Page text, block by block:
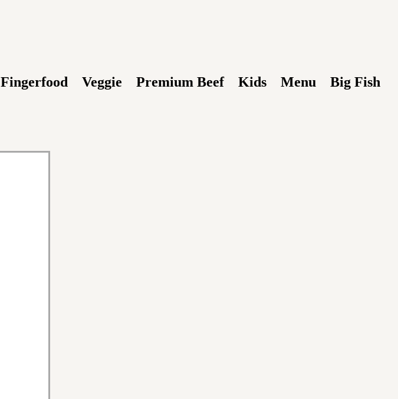
Fingerfood Veggie Premium Beef Kids Menu Big Fish